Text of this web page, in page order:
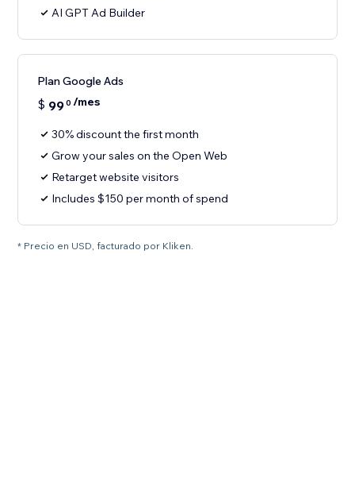
AI GPT Ad Builder
Plan Google Ads
$ 990 /mes
30% discount the first month
Grow your sales on the Open Web
Retarget website visitors
Includes $150 per month of spend
* Precio en USD, facturado por Kliken.